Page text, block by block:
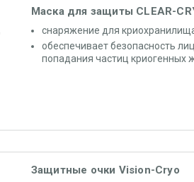
Маска для защиты CLEAR-
снаряжение для
обеспечивает безопасность
попадания частиц криогенных
Защитные очки Vision-Cryo